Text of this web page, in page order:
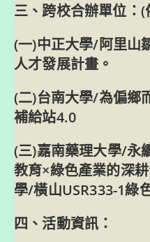
三、跨校合辦單位：
(一)中正大學/阿里山
人才發展計畫。
(二)台南大學/為偏鄉
補給站4.0
(三)嘉南藥理大學/永
教育×綠色產業的深
學/橫山USR333-1綠
四、活動資訊：